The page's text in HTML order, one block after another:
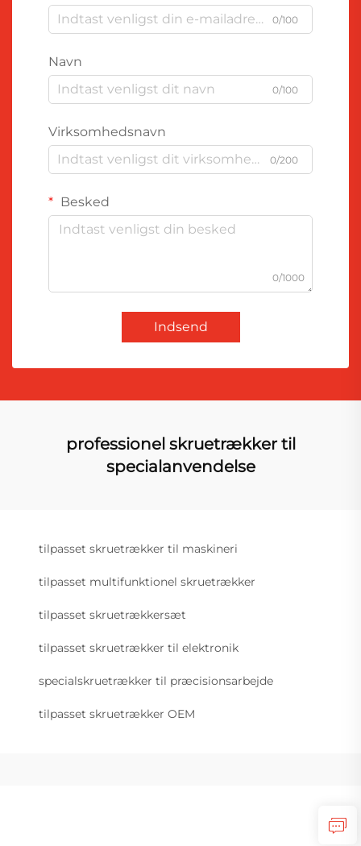
0/100
Navn
0/100
Virksomhedsnavn
0/200
Besked
0/1000
Indsend
professionel skruetrækker til
specialanvendelse
tilpasset skruetrækker til maskineri
tilpasset multifunktionel skruetrækker
tilpasset skruetrækkersæt
tilpasset skruetrækker til elektronik
specialskruetrækker til præcisionsarbejde
tilpasset skruetrækker OEM